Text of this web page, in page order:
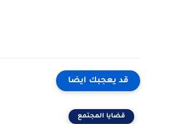
قد يعجبك ايضا
قضايا المجتمع